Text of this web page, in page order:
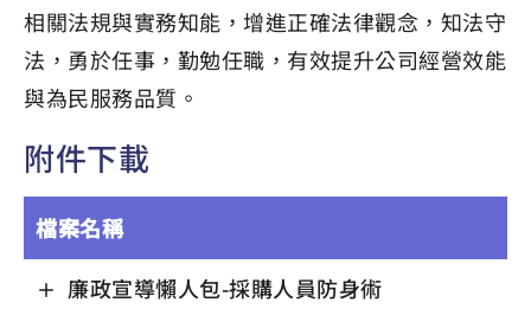
相關法規與實務知能，增進正確法律觀念，知法守
法，勇於任事，勤勉任職，有效提升公司經營效能
與為民服務品質。
附件下載
檔案名稱
廉政宣導懶人包-採購人員防身術